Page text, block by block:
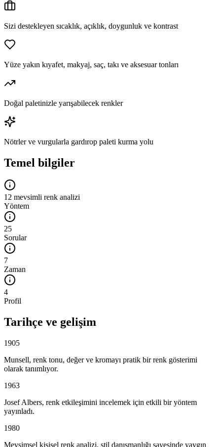
Sizi destekleyen sıcaklık, açıklık, doygunluk ve kontrast
Yüze yakın kıyafet, makyaj, saç, takı ve aksesuar tonları
Doğal paletinizle yarışabilecek renkler
Nötrler ve vurgularla gardırop paleti kurma yolu
Temel bilgiler
12 mevsimli renk analizi
Yöntem
25
Sorular
7
Zaman
4
Profil
Tarihçe ve gelişim
1905
Munsell, renk tonu, değer ve kromayı pratik bir renk gösterimi
olarak tanımlıyor.
1963
Josef Albers, renk etkileşimini incelemek için etkili bir yöntem
yayınladı.
1980
Mevsimsel kişisel renk analizi, stil danışmanlığı sayesinde yaygın